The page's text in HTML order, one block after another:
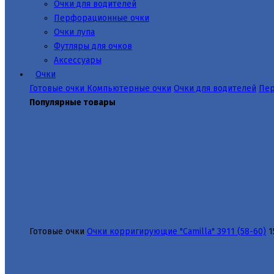
Очки для водителей
Перфорационные очки
Очки лупа
Футляры для очков
Аксессуары
Очки
Готовые очки Компьютерные очки Очки для водителей
Популярные товары
Готовые очки Очки корригирующие "Camilla" 3911 (58-60)